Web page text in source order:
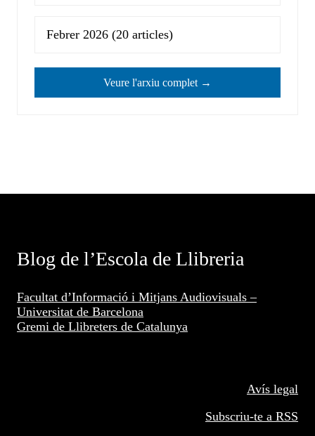
Febrer 2026 (20 articles)
Veure l'arxiu complet →
Blog de l’Escola de Llibreria
Facultat d’Informació i Mitjans Audiovisuals –
Universitat de Barcelona
Gremi de Llibreters de Catalunya
Avís legal
Subscriu-te a RSS